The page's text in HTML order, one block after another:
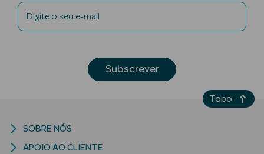
Cuidados de
Ver Tudo
Digite o seu e-mail
Subscrever
SOBRE NÓS
APOIO AO CLIENTE
Topo